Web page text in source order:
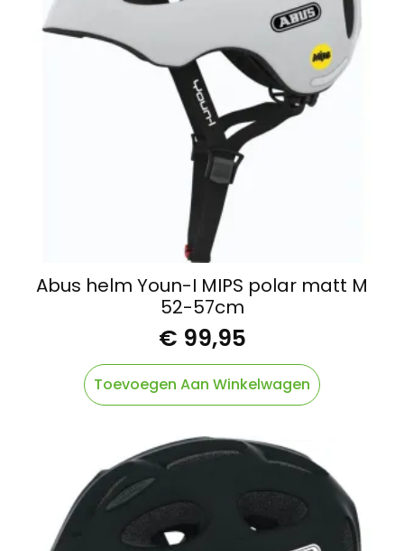
Abus helm Youn-I MIPS polar matt M
52-57cm
€ 99,95
Toevoegen Aan Winkelwagen